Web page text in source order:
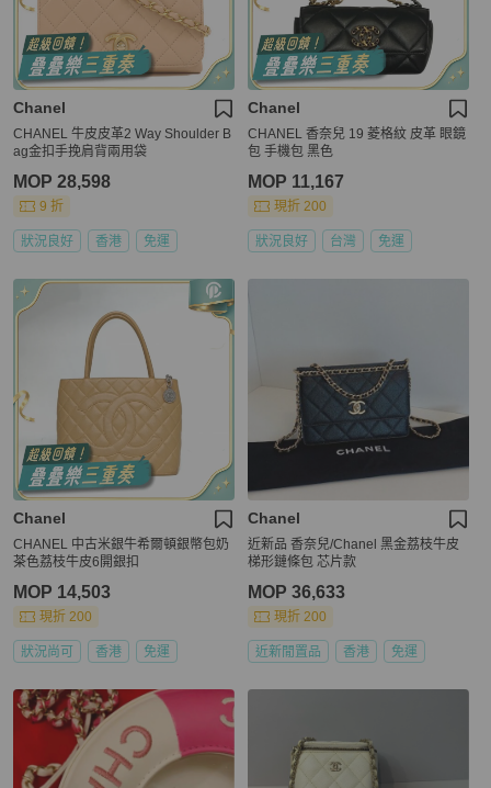
Chanel
CHANEL 牛皮皮革2 Way Shoulder B
ag金扣手挽肩背兩用袋
MOP 28,598
9 折
狀況良好 香港 免運
Chanel
CHANEL 香奈兒 19 菱格紋 皮革 眼鏡
包 手機包 黑色
MOP 11,167
現折 200
狀況良好 台灣 免運
Chanel
CHANEL 中古米銀牛希爾頓銀幣包奶
茶色荔枝牛皮6開銀扣
MOP 14,503
現折 200
狀況尚可 香港 免運
Chanel
近新品 香奈兒/Chanel 黑金荔枝牛皮
梯形鏈條包 芯片款
MOP 36,633
現折 200
近新閒置品 香港 免運